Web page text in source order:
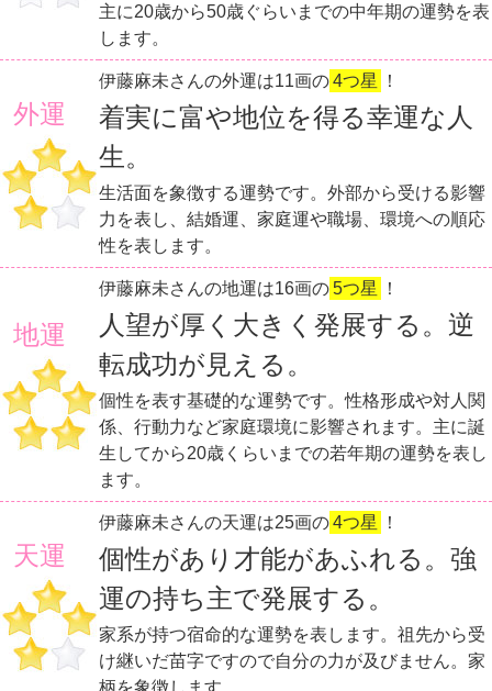
主に20歳から50歳ぐらいまでの中年期の運勢を表
します。
外運
伊藤麻未さんの外運は11画の4つ星 ！
着実に富や地位を得る幸運な人
生。
生活面を象徴する運勢です。外部から受ける影響
力を表し、結婚運、家庭運や職場、環境への順応
性を表します。
地運
伊藤麻未さんの地運は16画の5つ星 ！
人望が厚く大きく発展する。逆
転成功が見える。
個性を表す基礎的な運勢です。性格形成や対人関
係、行動力など家庭環境に影響されます。主に誕
生してから20歳くらいまでの若年期の運勢を表し
ます。
天運
伊藤麻未さんの天運は25画の4つ星 ！
個性があり才能があふれる。強
運の持ち主で発展する。
家系が持つ宿命的な運勢を表します。祖先から受
け継いだ苗字ですので自分の力が及びません。家
柄を象徴します。